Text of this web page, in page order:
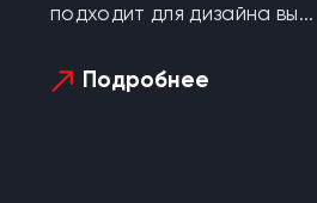
подходит для дизайна вы...
Подробнее